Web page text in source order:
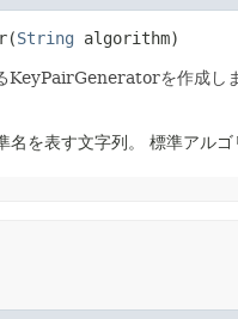
​(String algorithm)
KeyPairGeneratorを作成しま
を表す文字列。 標準アルゴ